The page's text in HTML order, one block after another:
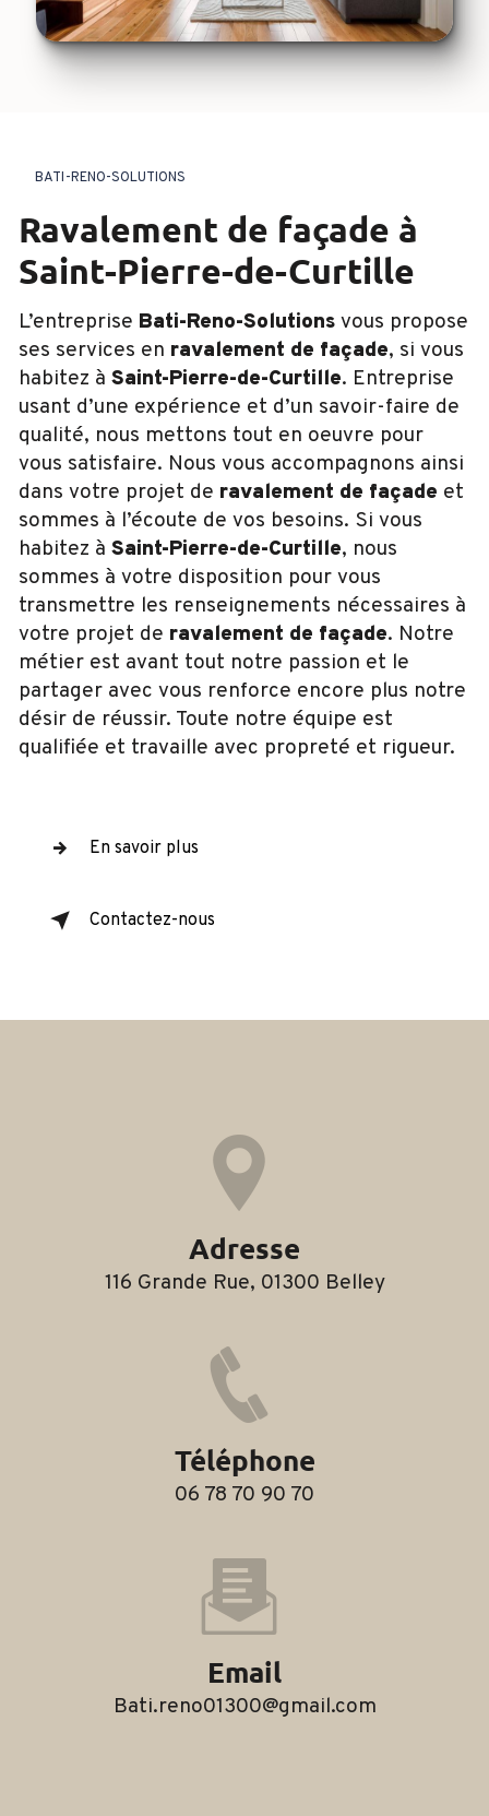
BATI-RENO-SOLUTIONS
ravalement de façade à
Saint-Pierre-de-Curtille
L’entreprise Bati-Reno-Solutions vous propose
ses services en ravalement de façade, si vous
habitez à Saint-Pierre-de-Curtille. Entreprise
usant d’une expérience et d’un savoir-faire de
qualité, nous mettons tout en oeuvre pour
vous satisfaire. Nous vous accompagnons ainsi
dans votre projet de ravalement de façade et
sommes à l’écoute de vos besoins. Si vous
habitez à Saint-Pierre-de-Curtille, nous
sommes à votre disposition pour vous
transmettre les renseignements nécessaires à
votre projet de ravalement de façade. Notre
métier est avant tout notre passion et le
partager avec vous renforce encore plus notre
désir de réussir. Toute notre équipe est
qualifiée et travaille avec propreté et rigueur.
En savoir plus
Contactez-nous
Adresse
116 Grande Rue, 01300 Belley
Téléphone
06 78 70 90 70
Email
bati.reno01300@gmail.com